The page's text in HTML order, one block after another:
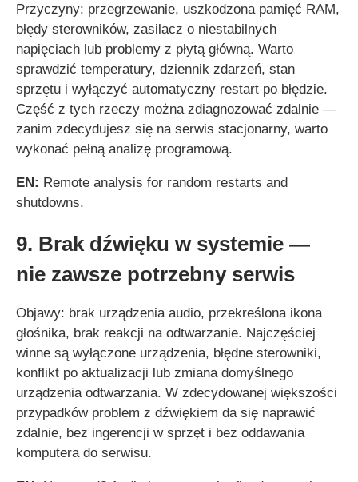
Przyczyny: przegrzewanie, uszkodzona pamięć RAM,
błędy sterowników, zasilacz o niestabilnych
napięciach lub problemy z płytą główną. Warto
sprawdzić temperatury, dziennik zdarzeń, stan
sprzętu i wyłączyć automatyczny restart po błędzie.
Część z tych rzeczy można zdiagnozować zdalnie —
zanim zdecydujesz się na serwis stacjonarny, warto
wykonać pełną analizę programową.
EN: Remote analysis for random restarts and
shutdowns.
9. Brak dźwięku w systemie —
nie zawsze potrzebny serwis
Objawy: brak urządzenia audio, przekreślona ikona
głośnika, brak reakcji na odtwarzanie. Najczęściej
winne są wyłączone urządzenia, błędne sterowniki,
konflikt po aktualizacji lub zmiana domyślnego
urządzenia odtwarzania. W zdecydowanej większości
przypadków problem z dźwiękiem da się naprawić
zdalnie, bez ingerencji w sprzęt i bez oddawania
komputera do serwisu.